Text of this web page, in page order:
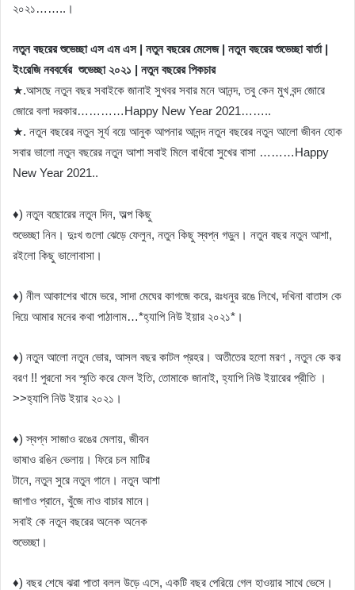
২০২১……..।
নতুন বছরের শুভেচ্ছা এস এম এস | নতুন বছরের মেসেজ | নতুন বছরের শুভেচ্ছা বার্তা |
ইংরেজি নববর্ষের শুভেচ্ছা ২০২১ | নতুন বছরের পিকচার
★.আসছে নতুন বছর সবাইকে জানাই সুখবর সবার মনে আনন্দ, তবু কেন মুখ বন্দ জোরে
জোরে বলা দরকার…………Happy New Year 2021……..
★. নতুন বছরের নতুন সূর্য বয়ে আনুক আপনার আনন্দ নতুন বছরের নতুন আলো জীবন হোক
সবার ভালো নতুন বছরের নতুন আশা সবাই মিলে বাধঁবো সুখের বাসা ………Happy
New Year 2021..
♦) নতুন বছোরের নতুন দিন, অল্প কিছু
শুভেচ্ছা নিন। দুঃখ গুলো ঝেড়ে ফেলুন, নতুন কিছু স্বপ্ন গড়ুন। নতুন বছর নতুন আশা,
রইলো কিছু ভালোবাসা।
♦) নীল আকাশের খামে ভরে, সাদা মেঘের কাগজে করে, রঃধনুর রঙে লিখে, দখিনা বাতাস কে
দিয়ে আমার মনের কথা পাঠালাম…*হ্যাপি নিউ ইয়ার ২০২১*।
♦) নতুন আলো নতুন ভোর, আসল বছর কাটল প্রহর। অতীতের হলো মরণ , নতুন কে কর
বরণ !! পুরনো সব স্মৃতি করে ফেল ইতি, তোমাকে জানাই, হ্যাপি নিউ ইয়ারের প্রীতি ।
>>হ্যাপি নিউ ইয়ার ২০২১।
♦) স্বপ্ন সাজাও রঙের মেলায়, জীবন
ভাষাও রঙিন ভেলায়। ফিরে চল মাটির
টানে, নতুন সুরে নতুন গানে। নতুন আশা
জাগাও প্রানে, খুঁজে নাও বাচার মানে।
সবাই কে নতুন বছরের অনেক অনেক
শুভেচ্ছা।
♦) বছর শেষে ঝরা পাতা বলল উড়ে এসে, একটি বছর পেরিয়ে গেল হাওয়ার সাথে ভেসে।